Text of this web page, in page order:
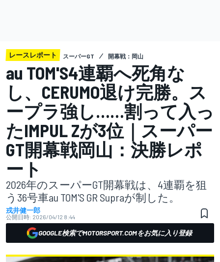
レースレポート スーパーGT 開幕戦：岡山
au TOM'S4連覇へ死角な
し、CERUMO退け完勝。ス
ープラ強し……割って入っ
たIMPUL Zが3位｜スーパー
GT開幕戦岡山：決勝レポ
ート
2026年のスーパーGT開幕戦は、4連覇を狙
う36号車au TOM'S GR Supraが制した。
戎井健一郎
公開日時: 2026/04/12 8:44
GOOGLE検索でMOTORSPORT.COMをお気に入り登録